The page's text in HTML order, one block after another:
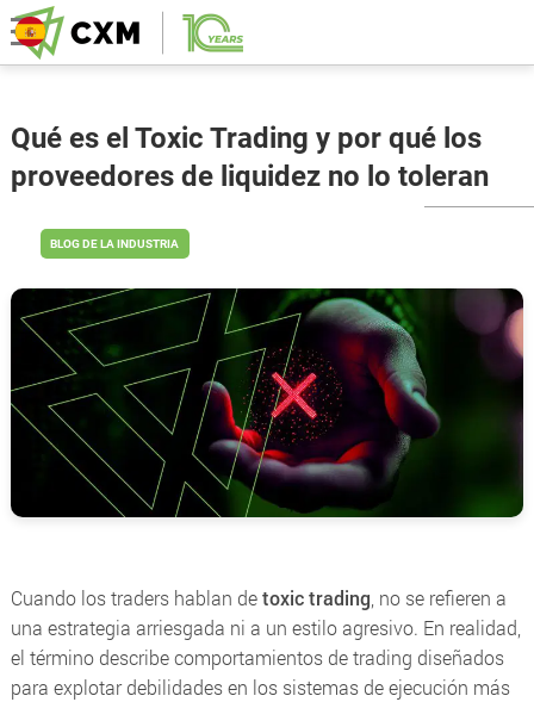
Qué es el Toxic Trading y por qué los
proveedores de liquidez no lo toleran
BLOG DE LA INDUSTRIA
Cuando los traders hablan detoxic trading , no se refieren a
una estrategia arriesgada ni a un estilo agresivo. En realidad,
el término describe comportamientos de trading diseñados
para explotar debilidades en los sistemas de ejecución más